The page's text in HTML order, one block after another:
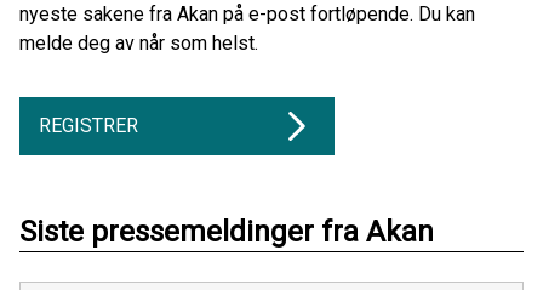
nyeste sakene fra Akan på e-post fortløpende. Du kan
melde deg av når som helst.
REGISTRER
Siste pressemeldinger fra Akan